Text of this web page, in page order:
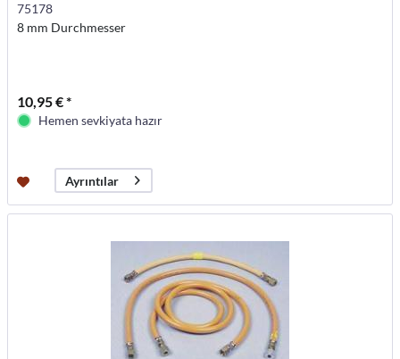
75178
8 mm Durchmesser
10,95 € *
Hemen sevkiyata hazır
Ayrıntılar